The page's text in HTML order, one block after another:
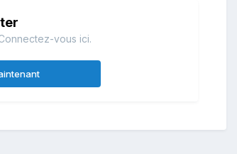
vous ici.